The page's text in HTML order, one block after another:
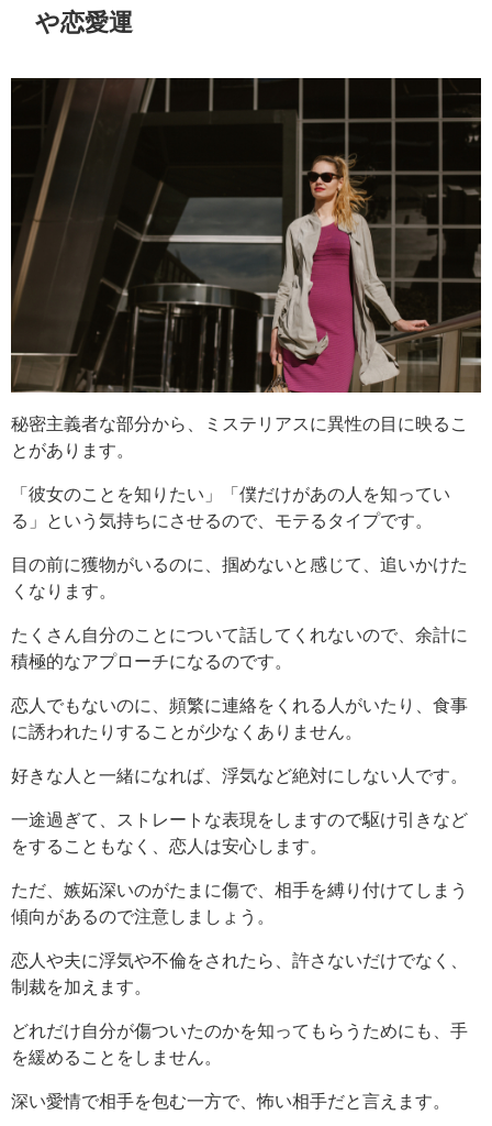
や恋愛運
秘密主義者な部分から、ミステリアスに異性の目に映るこ
とがあります。
「彼女のことを知りたい」「僕だけがあの人を知ってい
る」という気持ちにさせるので、モテるタイプです。
目の前に獲物がいるのに、掴めないと感じて、追いかけた
くなります。
たくさん自分のことについて話してくれないので、余計に
積極的なアプローチになるのです。
恋人でもないのに、頻繁に連絡をくれる人がいたり、食事
に誘われたりすることが少なくありません。
好きな人と一緒になれば、浮気など絶対にしない人です。
一途過ぎて、ストレートな表現をしますので駆け引きなど
をすることもなく、恋人は安心します。
ただ、嫉妬深いのがたまに傷で、相手を縛り付けてしまう
傾向があるので注意しましょう。
恋人や夫に浮気や不倫をされたら、許さないだけでなく、
制裁を加えます。
どれだけ自分が傷ついたのかを知ってもらうためにも、手
を緩めることをしません。
深い愛情で相手を包む一方で、怖い相手だと言えます。